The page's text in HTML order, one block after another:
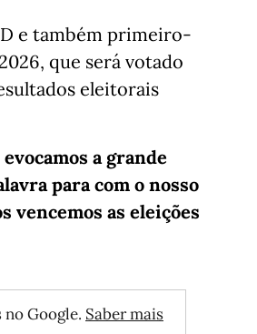
e também primeiro-
que será votado
eleitorais
a grande
para com o nosso
vencemos as eleições
Google. Saber mais